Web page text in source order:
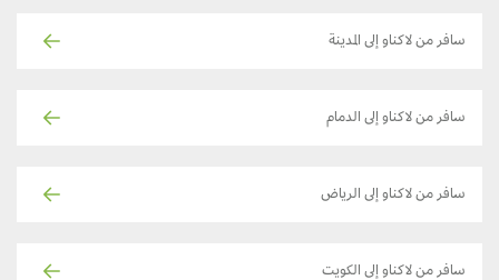
سافر من لاكناو إلى المدينة
سافر من لاكناو إلى الدمام
سافر من لاكناو إلى الرياض
سافر من لاكناو إلى الكويت